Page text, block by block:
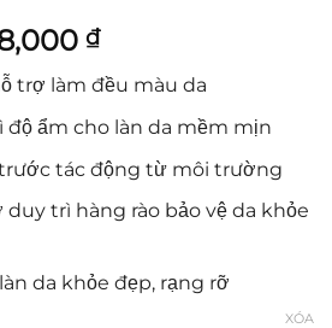
₫
trợ làm đều màu da
độ ẩm cho làn da mềm mịn
tác động từ môi trường
duy trì hàng rào bảo vệ da khỏe
da khỏe đẹp, rạng rỡ
XÓA